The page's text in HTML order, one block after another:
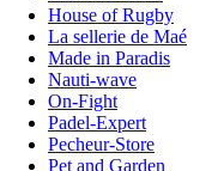
House of Rugby
La sellerie de Maé
Made in Paradis
Nauti-wave
On-Fight
Padel-Expert
Pecheur-Store
Pet and Garden